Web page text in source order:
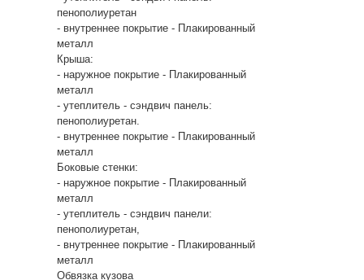
пенополиуретан
- внутреннее покрытие - Плакированный
металл
Крыша:
- наружное покрытие - Плакированный
металл
- утеплитель - сэндвич панель:
пенополиуретан.
- внутреннее покрытие - Плакированный
металл
Боковые стенки:
- наружное покрытие - Плакированный
металл
- утеплитель - сэндвич панели:
пенополиуретан,
- внутреннее покрытие - Плакированный
металл
Обвязка кузова